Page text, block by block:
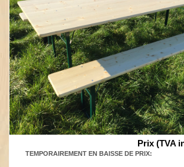
Prix (TVA
TEMPORAIREMENT EN BAISSE DE PRIX: